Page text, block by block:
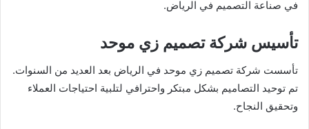
في صناعة التصميم في الرياض.
تأسيس شركة تصميم زي موحد
تأسست شركة تصميم زي موحد في الرياض بعد العديد من السنوات.
تم توحيد التصاميم بشكل مبتكر واحترافي لتلبية احتياجات العملاء
وتحقيق النجاح.